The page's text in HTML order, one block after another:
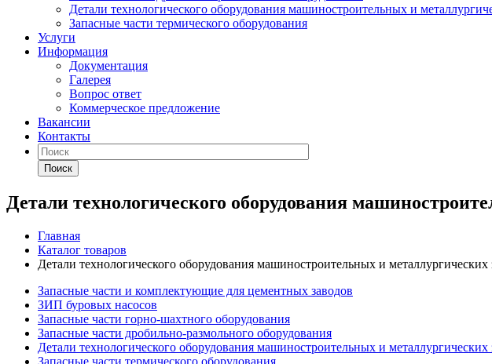
Детали технологического оборудования машиностроительных и
Запасные части термического оборудования
Услуги
Информация
Документация
Галерея
Вопрос ответ
Коммерческое предложение
Вакансии
Контакты
Поиск
Детали технологического оборудования
Главная
Каталог товаров
Детали технологического оборудования машиностроительных и металлургических
Запасные части и комплектующие для цементных заводов
ЗИП буровых насосов
Запасные части горно-шахтного оборудования
Запасные части дробильно-размольного оборудования
Детали технологического оборудования машиностроительных и металлургических
Запасные части термического оборудования